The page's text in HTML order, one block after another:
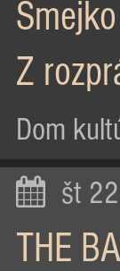
Z
Dom
št
THE